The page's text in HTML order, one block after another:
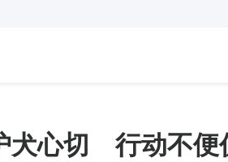
心切 行动不便